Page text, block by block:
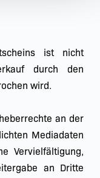
ist nicht
durch den
wird.
an der
Mediadaten
Vervielfältigung,
an Dritte